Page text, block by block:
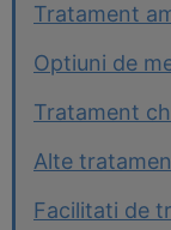
Tratament
Optiuni de
Tratament
Alte
Facilitati de